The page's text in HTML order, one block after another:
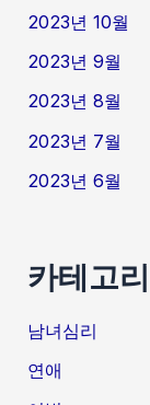
2023년 10월
2023년 9월
2023년 8월
2023년 7월
2023년 6월
카테고리
남녀심리
연애